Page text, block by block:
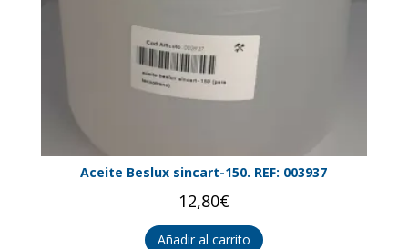
Aceite Beslux sincart-150. REF: 003937
12,80€
Añadir al carrito